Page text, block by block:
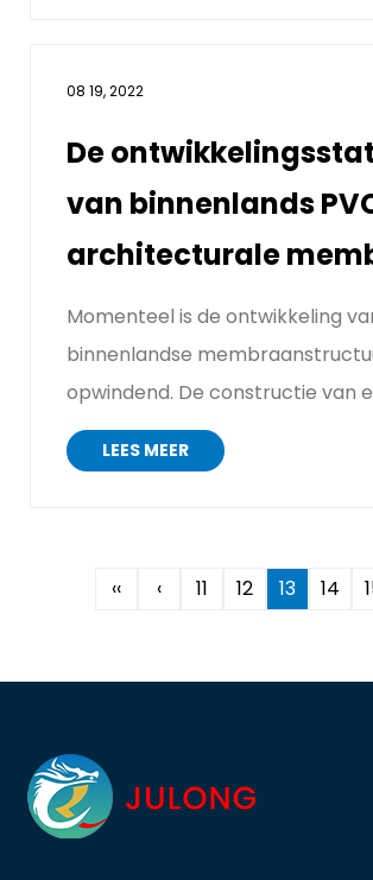
08 19, 2022
De
van binnenlands
architecturale
Momenteel is de ontwikkeling
binnenlandse
opwindend. De constructie van
grote gymnasiums, wachtende
andere...
LEES MEER
‹‹ ‹ 11 12 13 14